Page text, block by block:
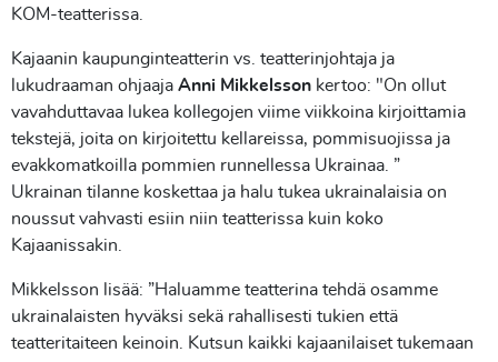
KOM-teatterissa.
Kajaanin kaupunginteatterin vs. teatterinjohtaja ja
lukudraaman ohjaaja Anni Mikkelsson kertoo: "On ollut
vavahduttavaa lukea kollegojen viime viikkoina kirjoittamia
tekstejä, joita on kirjoitettu kellareissa, pommisuojissa ja
evakkomatkoilla pommien runnellessa Ukrainaa. ”
Ukrainan tilanne koskettaa ja halu tukea ukrainalaisia on
noussut vahvasti esiin niin teatterissa kuin koko
Kajaanissakin.
Mikkelsson lisää: ”Haluamme teatterina tehdä osamme
ukrainalaisten hyväksi sekä rahallisesti tukien että
teatteritaiteen keinoin. Kutsun kaikki kajaanilaiset tukemaan